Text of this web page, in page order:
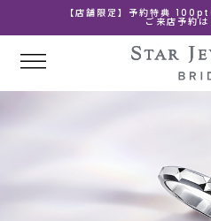
【店舗限定】予約特典
ご来店予約